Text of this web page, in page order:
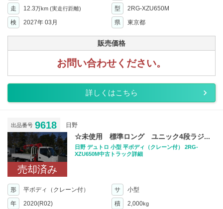
走 12.3万km (実走行距離) 型
2RG-XZU650M
検
2027年 03月 県 東京都
販売価格
お問い合わせください。
詳しくはこちら
出品番号 9618 日野
売却済み
☆未使用 標準ロング ユニック4段ラジ...
日野 デュトロ 小型 平ボディ（クレーン付） 2RG-
XZU650M中古トラック詳細
形 平ボディ（クレーン付） サ
小型
年
2020(R02) 積 2,000kg